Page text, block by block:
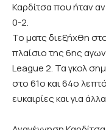
Καρδίτσα που ήταν
0-2.
Το ματς διεξήχθη
πλαίσιο της 6ης
League 2. Τα γκολ
στο 61ο και 64ο
ευκαιρίες και για